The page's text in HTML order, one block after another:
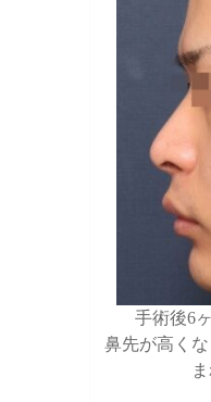
手術後6
鼻先が高く